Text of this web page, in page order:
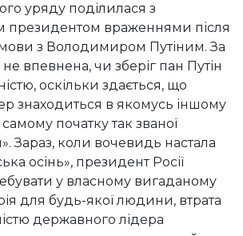
уряду поділилася з
президентом враженнями після
з Володимиром Путіним. За
не впевнена, чи зберіг пан Путін
оскільки здається, що
знаходиться в якомусь іншому
самому початку так званої
Зараз, коли вочевидь настала
осінь», президент Росії
у власному вигаданому
для будь-якої людини, втрата
державного лідера